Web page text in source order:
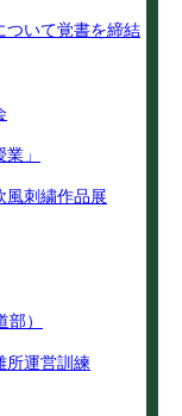
ついて覚書を締結
」
刺繍作品展
）
所運営訓練